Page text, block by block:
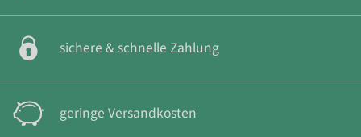
sichere & schnelle Zahlung
geringe Versandkosten